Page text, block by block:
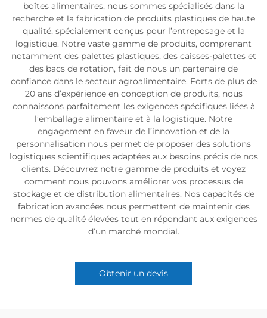
boîtes alimentaires, nous sommes spécialisés dans la
recherche et la fabrication de produits plastiques de haute
qualité, spécialement conçus pour l’entreposage et la
logistique. Notre vaste gamme de produits, comprenant
notamment des palettes plastiques, des caisses-palettes et
des bacs de rotation, fait de nous un partenaire de
confiance dans le secteur agroalimentaire. Forts de plus de
20 ans d’expérience en conception de produits, nous
connaissons parfaitement les exigences spécifiques liées à
l’emballage alimentaire et à la logistique. Notre
engagement en faveur de l’innovation et de la
personnalisation nous permet de proposer des solutions
logistiques scientifiques adaptées aux besoins précis de nos
clients. Découvrez notre gamme de produits et voyez
comment nous pouvons améliorer vos processus de
stockage et de distribution alimentaires. Nos capacités de
fabrication avancées nous permettent de maintenir des
normes de qualité élevées tout en répondant aux exigences
d’un marché mondial.
Obtenir un devis